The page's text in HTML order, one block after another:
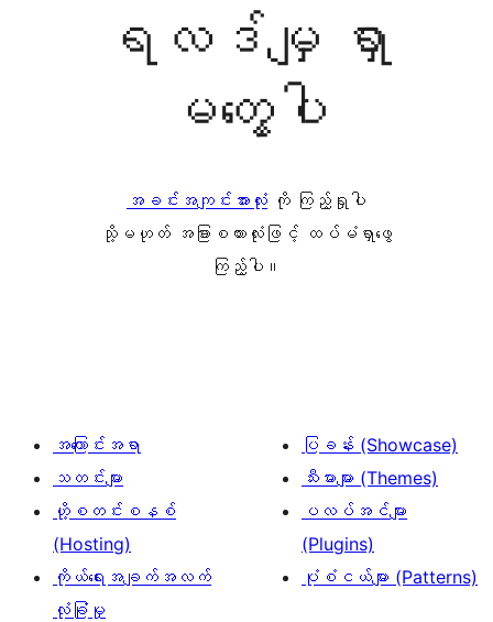
ရလဒ်မျှ ရှာ
မတွေ့ပါ
အခင်းအကျင်းအားလုံး ကို ကြည့်ရှုပါ
သို့မဟုတ် အခြားစကားလုံးဖြင့် ထပ်မံရှာဖွေ
ကြည့်ပါ။
အကြောင်းအရာ
သတင်းများ
ဟို့စတင်းစနစ်
(Hosting)
ကိုယ်ရေးအချက်အလက်
လုံခြုံမှု
ပြခန်း (Showcase)
သီးမားများ (Themes)
ပလပ်အင်များ
(Plugins)
ပုံစံငယ်များ (Patterns)